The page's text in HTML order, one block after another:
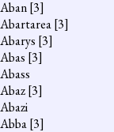
Aban[3]
Abartarea[3]
Abarys [3]
Abas [3]
Abass
Abaz[3]
Abazi
Abba[3]